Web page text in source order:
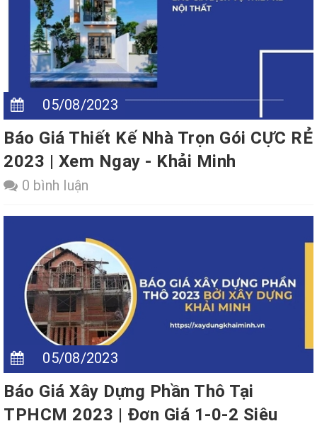
05/08/2023
Báo Giá Thiết Kế Nhà Trọn Gói CỰC RẺ
2023 | Xem Ngay - Khải Minh
0 bình luận
05/08/2023
Báo Giá Xây Dựng Phần Thô Tại
TPHCM 2023 | Đơn Giá 1-0-2 Siêu